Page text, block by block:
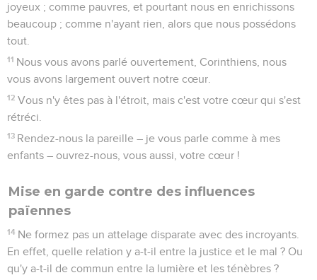
joyeux ; comme pauvres, et pourtant nous en enrichissons
beaucoup ; comme n'ayant rien, alors que nous possédons
tout.
11 Nous vous avons parlé ouvertement, Corinthiens, nous
vous avons largement ouvert notre cœur.
12 Vous n'y êtes pas à l'étroit, mais c'est votre cœur qui s'est
rétréci.
13 Rendez-nous la pareille – je vous parle comme à mes
enfants – ouvrez-nous, vous aussi, votre cœur !
Mise en garde contre des influences
païennes
14 Ne formez pas un attelage disparate avec des incroyants.
En effet, quelle relation y a-t-il entre la justice et le mal ? Ou
qu'y a-t-il de commun entre la lumière et les ténèbres ?